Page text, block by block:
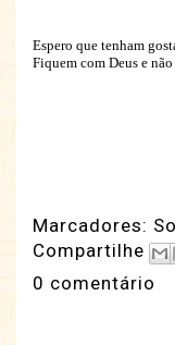
Espero que tenham
Fiquem com Deus e
Marcadores:
Compartilhe
0 comentário